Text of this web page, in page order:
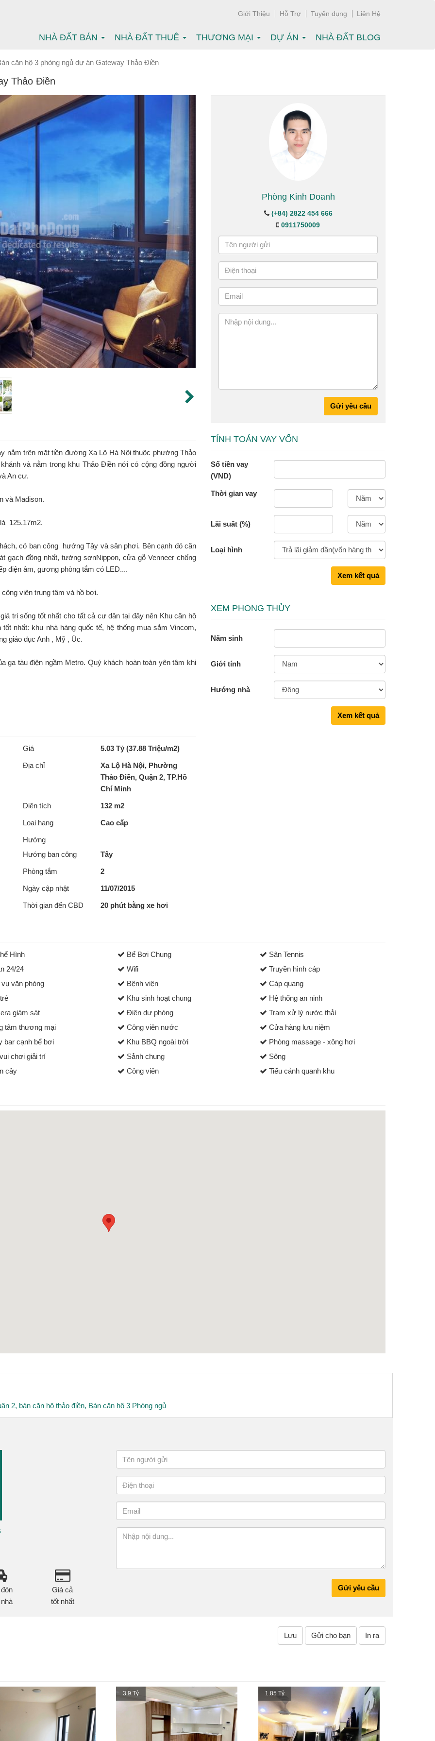
Giới Thiệu Hỗ Trợ Tuyển dụng Liên Hệ
NHÀ ĐẤT BÁN NHÀ ĐẤT THUÊ THƯƠNG MẠI DỰ ÁN NHÀ ĐẤT BLOG
căn hộ 3 phòng ngủ dự án Gateway Thảo Điền
Thảo Điền
nằm trên mặt tiền đường Xa Lộ Hà Nội thuộc phường Thảo
và nằm trong khu Thảo Điền nới có cộng đồng người
An cư.
và Madison.
125.17m2.
có ban công hướng Tây và sân phơi. Bên cạnh đó căn
gạch đồng nhất, tường sơnNippon, cửa gỗ Venneer chống
điện âm, gương phòng tắm có LED....
viên trung tâm và hồ bơi.
trị sống tốt nhất cho tất cả cư dân tại đây nên Khu căn hộ
nhất: khu nhà hàng quốc tế, hệ thống mua sắm Vincom,
giáo dục Anh , Mỹ , Úc.
tàu điện ngầm Metro. Quý khách hoàn toàn yên tâm khi
Giá 5.03 Tỷ (37.88 Triệu/m2)
Địa chỉ
Xa Lộ Hà Nội, Phường
Thảo Điền, Quận 2, TP.Hồ
Chí Minh
Diện tích 132 m2
Loại hạng Cao cấp
Hướng
Hướng ban công
Tây
Phòng tắm 2
Ngày cập nhật 11/07/2015
Thời gian đến CBD 20 phút bằng xe hơi
Phòng Kinh Doanh
(+84) 2822 454 666
0911750009
Gửi yêu cầu
TÍNH TOÁN VAY VỐN
Số tiền vay
(VND)
Thời gian vay
Lãi suất (%)
Loại hình
Xem kết quả
XEM PHONG THỦY
Năm sinh
Giới tính
Hướng nhà
Xem kết quả
Hình Bể Bơi Chung
Sân Tennis
24/24 Wifi
Truyền hình cáp
văn phòng Bệnh viện
Cáp quang
Khu sinh hoạt chung
Hệ thống an ninh
giám sát Điện dự phòng
Trạm xử lý nước thải
tâm thương mại Công viên nước
Cửa hàng lưu niệm
bar cạnh bể bơi Khu BBQ ngoài trời
Phòng massage - xông hơi
chơi giải trí Sảnh chung
Sông
cây Công viên Tiểu cảnh quanh khu
2, bán căn hộ thảo điền, Bán căn hộ 3 Phòng ngủ
Giá cả
tốt nhất
Gửi yêu cầu
Lưu Gửi cho bạn In ra
3.9 Tỷ 1.85 Tỷ